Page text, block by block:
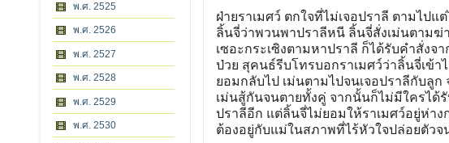
พ.ศ. 2525
พ.ศ. 2526
พ.ศ. 2527
พ.ศ. 2528
พ.ศ. 2529
พ.ศ. 2530
ฝ่ายราเมศว์ ตกใจที่ไม่เจอปราลี ตามไป
ลิ้นจี่ว่าพวนพาปราลีหนี ลิ้นจี่สั่งเม่นตามฆ่
เซอะกระเซิงตามหาปราลี ก็ได้รับคำสั่งจ
ป่วย สุคนธ์รีบโทรบอกราเมศว์ว่าลิ้นจี่เข้า
ยอมกลับไป เม่นตามไปจนเจอปราลีกับลู
เม่นสู้กันจนตายทั้งคู่ จากนั้นก็ไม่มีใครได้รั
ปราลีอีก แต่ลิ้นจี่ไม่ยอมให้ราเมศว์อยู่ห่าง
ต้องอยู่กับแม่ในสภาพที่ไร้หัวใจปล่อยตัว